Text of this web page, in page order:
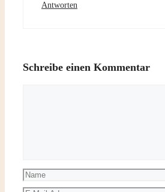
Antworten
Schreibe einen Kommentar
Name